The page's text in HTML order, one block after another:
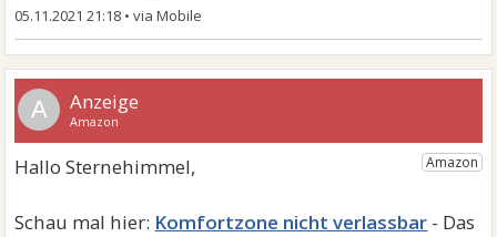
05.11.2021 21:18 •
A
Komfortzone nicht verlassbar